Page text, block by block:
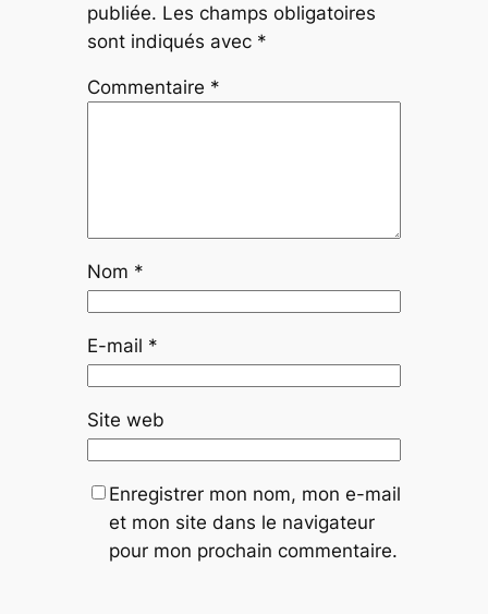
publiée. Les champs obligatoires
sont indiqués avec *
Commentaire *
Nom *
E-mail *
Site web
Enregistrer mon nom, mon e-mail
et mon site dans le navigateur
pour mon prochain commentaire.